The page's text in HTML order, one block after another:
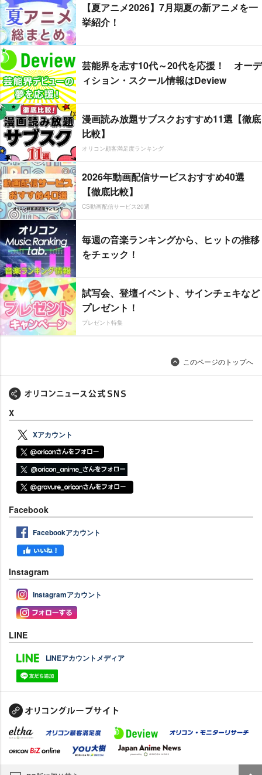
【夏アニメ2026】7月期夏の新アニメを一
挙紹介！
芸能界を志す10代～20代を応援！ オーデ
ィション・スクール情報はDeview
漫画読み放題サブスクおすすめ11選【徹底
比較】
オリコン顧客満足度ランキング
2026年動画配信サービスおすすめ40選
【徹底比較】
CS動画配信サービス20選
毎週の音楽ランキングから、ヒットの推移
をチェック！
試写会、登壇イベント、サインチェキなど
プレゼント！
プレゼント特集
このページのトップへ
X
Xアカウント
Facebook
Facebookアカウント
Instagram
Instagramアカウント
LINE
LINEアカウントメディア